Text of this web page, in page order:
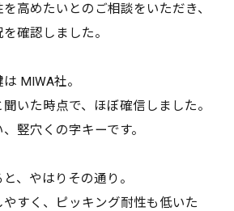
高めたいとのご相談をいただき、
確認しました。
MIWA社。
いた時点で、ほぼ確信しました。
竪穴くの字キーです。
、やはりその通り。
すく、ピッキング耐性も低いた